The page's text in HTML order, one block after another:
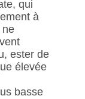
qui
à
ne
ester de
élevée
basse